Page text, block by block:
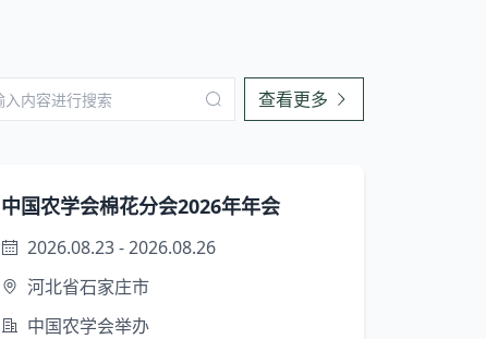
查看更多
中国农学会棉花分会2026年年会
2026.08.23 - 2026.08.26
河北省石家庄市
中国农学会举办